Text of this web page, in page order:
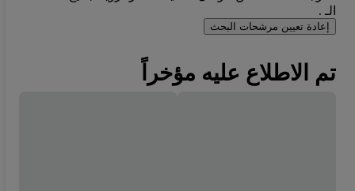
الـ .
إعادة تعيين مرشحات البحث
تم الاطلاع عليه مؤخراً